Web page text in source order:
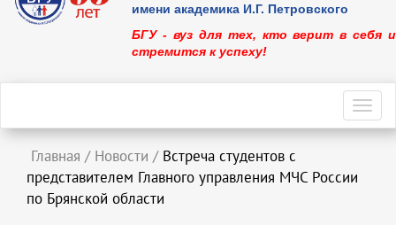
имени академика И.Г. Петровского
БГУ - вуз для тех, кто верит в себя и
стремится к успеху!
Главная / Новости / Встреча студентов с
представителем Главного управления МЧС России
по Брянской области